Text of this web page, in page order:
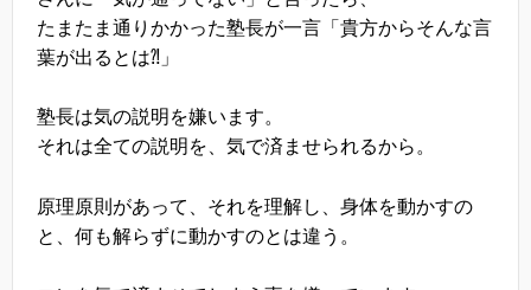
たまたま通りかかった塾長が一言「貴方からそんな言
葉が出るとは⁈」
塾長は気の説明を嫌います。
それは全ての説明を、気で済ませられるから。
原理原則があって、それを理解し、身体を動かすの
と、何も解らずに動かすのとは違う。